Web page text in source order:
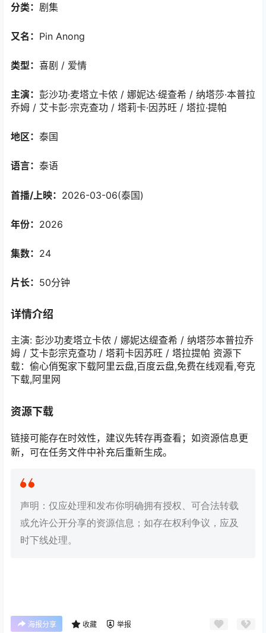
分类： 剧集
又名： Pin Anong
类型： 喜剧 / 爱情
主演： 彭沙功·麦塔立卡侬 / 娜妮达·缇查希 / 纳塔莎·本普拉
乔姆 / 艾卡彭·宗克查功 / 塔莉卡·因苏旺 / 塔拉·提帕
地区： 泰国
语言： 泰语
首播/上映： 2026-03-06(泰国)
年份： 2026
集数： 24
片长： 50分钟
详情介绍
主演: 彭沙功麦塔立卡侬 / 娜妮达缇查希 / 纳塔莎本普拉乔
姆 / 艾卡彭宗克查功 / 塔莉卡因苏旺 / 塔拉提帕 资源下
载：偷心俏冤家下载阿里云盘,百度云盘,免费在线观看,夸克
下载,阿里网
资源下载
链接可能存在时效性，建议先转存再查看；如资源信息更
新，可在任务文件中补充后重新生成。
声明：仅应处理和发布你明确拥有授权、可合法转载
或允许公开分享的资源信息；如存在权利争议，应及
时下线处理。
海报分享 收藏 举报